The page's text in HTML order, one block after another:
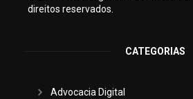
direitos reservados.
CATEGORIAS
Advocacia Digital